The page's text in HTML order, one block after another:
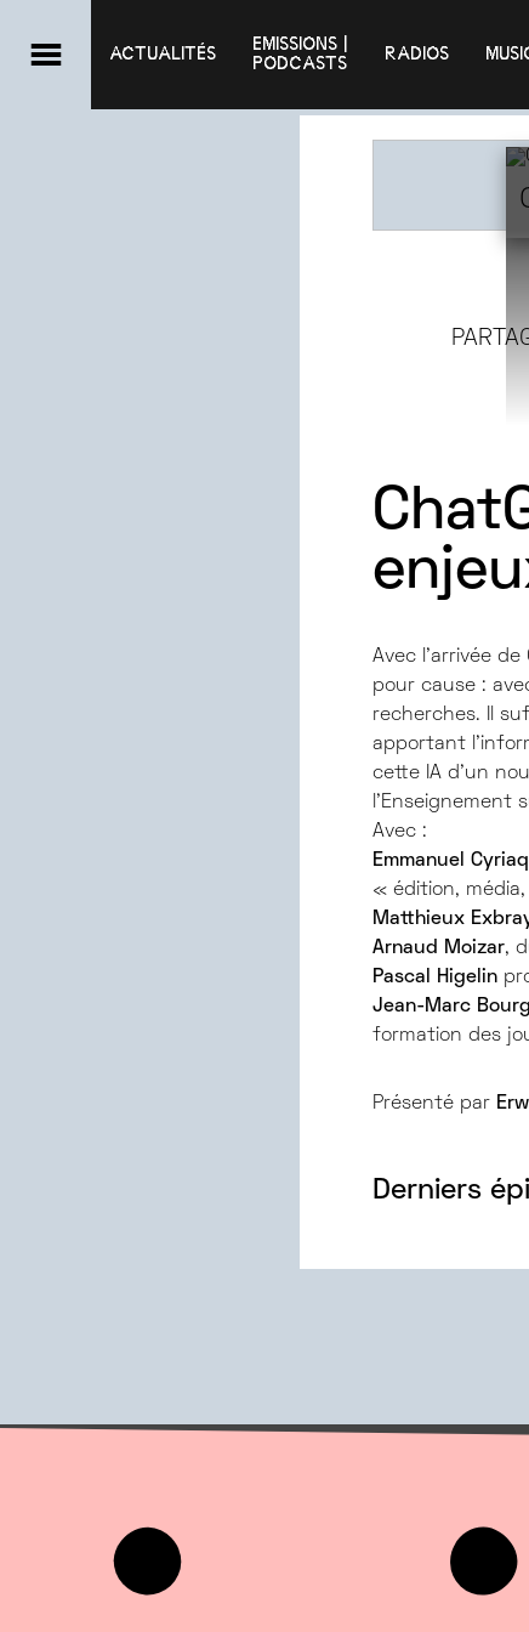
ACTUALITÉS
EMISSIONS |
PODCASTS
RADIOS
Avec l’arrivée
pour cause :
recherches. Il
apportant
cette IA d’un
l’Enseignement
Avec :
Emmanuel
« édition,
Matthieux
Arnaud Moizar,
Pascal Higelin
Jean-Marc
formation des
Présenté par
Derniers